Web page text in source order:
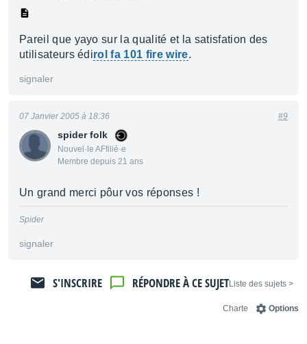
Pareil que yayo sur la qualité et la satisfation des
utilisateurs édirol fa 101 fire wire.
signaler
spider folk
Nouvel·le AFfilié·e
Membre depuis 21 ans
07 Janvier 2005 à 18:36 #9
Un grand merci pôur vos réponses !
Spider
signaler
< Liste des sujets
RÉPONDRE À CE SUJET
S'INSCRIRE
Options
Charte